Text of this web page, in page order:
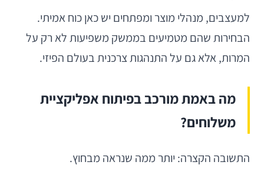
למעצבים, מנהלי מוצר ומפתחים יש כאן כוח אמיתי.
הבחירות שהם מטמיעים בממשק משפיעות לא רק על
המרות, אלא גם על התנהגות צרכנית בעולם הפיזי.
מה באמת מורכב בפיתוח אפליקציית
משלוחים?
התשובה הקצרה: יותר ממה שנראה מבחוץ.